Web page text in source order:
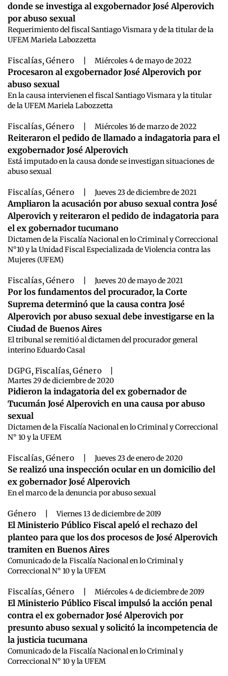
donde se investiga al exgobernador José Alperovich
por abuso sexual
Requerimiento del fiscal Santiago Vismara y de la titular de la
UFEM Mariela Labozzetta
Fiscalías, Género Miércoles 4 de mayo de 2022
Procesaron al exgobernador José Alperovich por
abuso sexual
En la causa intervienen el fiscal Santiago Vismara y la titular
de la UFEM Mariela Labozzetta
Fiscalías, Género Miércoles 16 de marzo de 2022
Reiteraron el pedido de llamado a indagatoria para el
exgobernador José Alperovich
Está imputado en la causa donde se investigan situaciones de
abuso sexual
Fiscalías, Género Jueves 23 de diciembre de 2021
Ampliaron la acusación por abuso sexual contra José
Alperovich y reiteraron el pedido de indagatoria para
el ex gobernador tucumano
Dictamen de la Fiscalía Nacional en lo Criminal y Correccional
N°10 y la Unidad Fiscal Especializada de Violencia contra las
Mujeres (UFEM)
Fiscalías, Género Jueves 20 de mayo de 2021
Por los fundamentos del procurador, la Corte
Suprema determinó que la causa contra José
Alperovich por abuso sexual debe investigarse en la
Ciudad de Buenos Aires
El tribunal se remitió al dictamen del procurador general
interino Eduardo Casal
DGPG, Fiscalías, Género
Martes 29 de diciembre de 2020
Pidieron la indagatoria del ex gobernador de
Tucumán José Alperovich en una causa por abuso
sexual
Dictamen de la Fiscalía Nacional en lo Criminal y Correccional
N° 10 y la UFEM
Fiscalías, Género Jueves 23 de enero de 2020
Se realizó una inspección ocular en un domicilio del
ex gobernador José Alperovich
En el marco de la denuncia por abuso sexual
Género Viernes 13 de diciembre de 2019
El Ministerio Público Fiscal apeló el rechazo del
planteo para que los dos procesos de José Alperovich
tramiten en Buenos Aires
Comunicado de la Fiscalía Nacional en lo Criminal y
Correccional N° 10 y la UFEM
Fiscalías, Género Miércoles 4 de diciembre de 2019
El Ministerio Público Fiscal impulsó la acción penal
contra el ex gobernador José Alperovich por
presunto abuso sexual y solicitó la incompetencia de
la justicia tucumana
Comunicado de la Fiscalía Nacional en lo Criminal y
Correccional N° 10 y la UFEM